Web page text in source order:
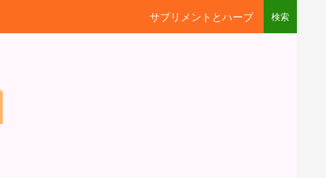
サプリメントとハーブ